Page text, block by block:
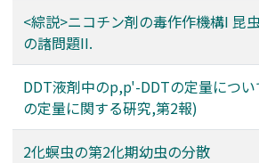
<綜説>ニコチン剤の毒作作機構I 昆
の諸問題II.
DDT液剤中のp,p'-DDTの定量につ
の定量に関する硏究,第2報)
2化螟虫の第2化期幼虫の分散